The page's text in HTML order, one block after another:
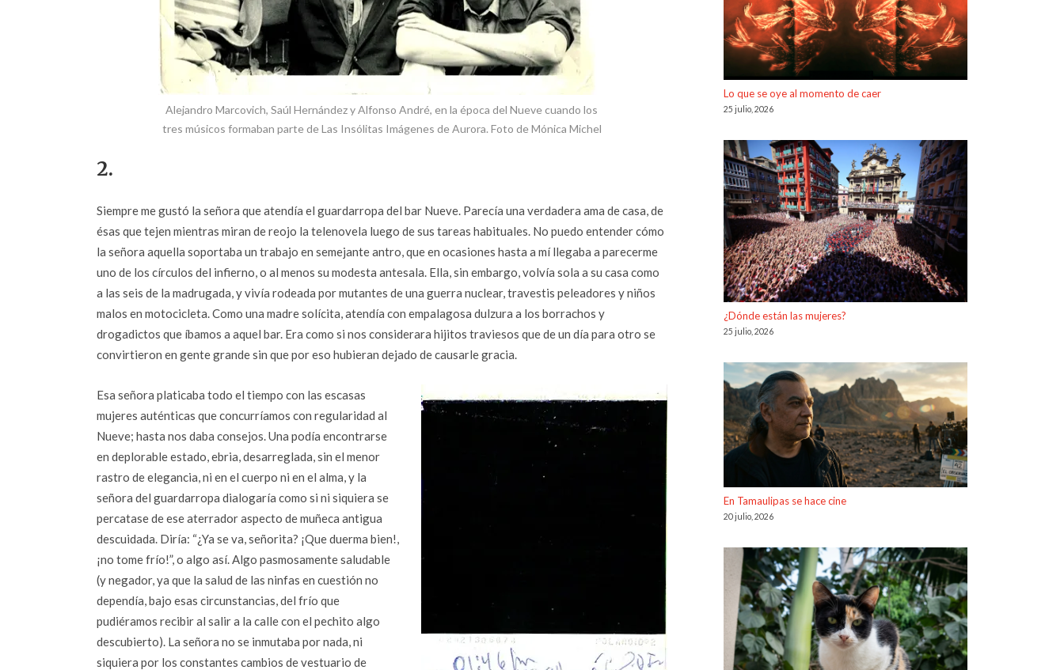
Alejandro Marcovich, Saúl Hernández y Alfonso André, en la época del Nueve cuando los
tres músicos formaban parte de Las Insólitas Imágenes de Aurora. Foto de Mónica Michel
2.
Siempre me gustó la señora que atendía el guardarropa del bar Nueve. Parecía una verdadera ama de casa, de
ésas que tejen mientras miran de reojo la telenovela luego de sus tareas habituales. No puedo entender cómo
la señora aquella soportaba un trabajo en semejante antro, que en ocasiones hasta a mí llegaba a parecerme
uno de los círculos del infierno, o al menos su modesta antesala. Ella, sin embargo, volvía sola a su casa como
a las seis de la madrugada, y vivía rodeada por mutantes de una guerra nuclear, travestis peleadores y niños
malos en motocicleta. Como una madre solícita, atendía con empalagosa dulzura a los borrachos y
drogadictos que íbamos a aquel bar. Era como si nos considerara hijitos traviesos que de un día para otro se
convirtieron en gente grande sin que por eso hubieran dejado de causarle gracia.
Esa señora platicaba todo el tiempo con las escasas
mujeres auténticas que concurríamos con regularidad al
Nueve; hasta nos daba consejos. Una podía encontrarse
en deplorable estado, ebria, desarreglada, sin el menor
rastro de elegancia, ni en el cuerpo ni en el alma, y la
señora del guardarropa dialogaría como si ni siquiera se
percatase de ese aterrador aspecto de muñeca antigua
descuidada. Diría: “¿Ya se va, señorita? ¡Que duerma bien!,
¡no tome frío!”, o algo así. Algo pasmosamente saludable
(y negador, ya que la salud de las ninfas en cuestión no
dependía, bajo esas circunstancias, del frío que
pudiéramos recibir al salir a la calle con el pechito algo
descubierto). La señora no se inmutaba por nada, ni
siquiera por los constantes cambios de vestuario de
Lo que se oye al momento de caer
25 julio, 2026
¿Dónde están las mujeres?
25 julio, 2026
En Tamaulipas se hace cine
20 julio, 2026